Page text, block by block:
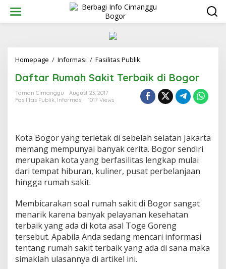
content
Homepage / Informasi / Fasilitas Publik
Sakit
di
Bogor
Daftar Rumah Sakit Terbaik di Bogor
Taman Cimanggu
August 23, 2017
Fasilitas Publik, Informasi 1017 Views
Kota Bogor yang terletak di sebelah selatan Jakarta
memang mempunyai banyak cerita. Bogor sendiri
merupakan kota yang berfasilitas lengkap mulai
dari tempat hiburan, kuliner, pusat perbelanjaan
hingga rumah sakit.
Membicarakan soal rumah sakit di Bogor sangat
menarik karena banyak pelayanan kesehatan
terbaik yang ada di kota asal Toge Goreng
tersebut. Apabila Anda sedang mencari informasi
tentang rumah sakit terbaik yang ada di sana maka
simaklah ulasannya di artikel ini.